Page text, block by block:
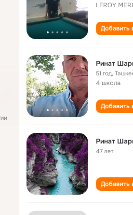
LEROY
Добавить
Ринат
51 год,
4 школа
Добавить
Ринат
47 лет
Добавить